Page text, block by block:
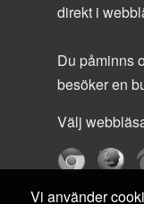
direkt i
Du påminns
besöker en
Välj
Vi använder